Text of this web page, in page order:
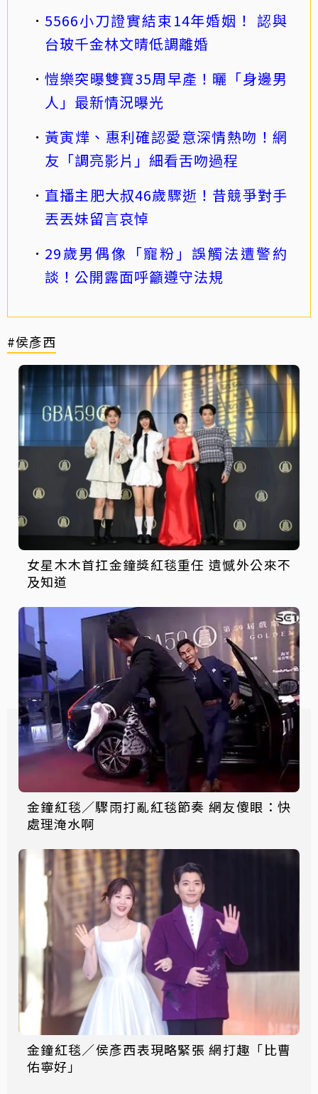
5566小刀證實結束14年婚姻！ 認與
台玻千金林文晴低調離婚
愷樂突曝雙寶35周早產！曬「身邊男
人」最新情況曝光
黃寅燁、惠利確認愛意深情熱吻！網
友「調亮影片」細看舌吻過程
直播主肥大叔46歲驟逝！昔競爭對手
丟丟妹留言哀悼
29歲男偶像「寵粉」誤觸法遭警約
談！公開露面呼籲遵守法規
#侯彥西
女星木木首扛金鐘獎紅毯重任 遺憾外公來不
及知道
金鐘紅毯／驟雨打亂紅毯節奏 網友傻眼：快
處理淹水啊
金鐘紅毯／侯彥西表現略緊張 網打趣「比曹
佑寧好」